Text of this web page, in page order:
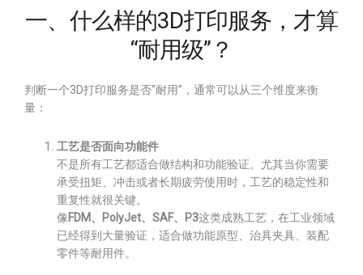
一、什么样的3D打印服务，才算
“耐用级”？
判断一个3D打印服务是否“耐用”，通常可以从三个维度来衡
量：
工艺是否面向功能件
不是所有工艺都适合做结构和功能验证。尤其当你需要
承受扭矩、冲击或者长期疲劳使用时，工艺的稳定性和
重复性就很关键。
像FDM、PolyJet、SAF、P3这类成熟工艺，在工业领域
已经得到大量验证，适合做功能原型、治具夹具、装配
零件等耐用件。